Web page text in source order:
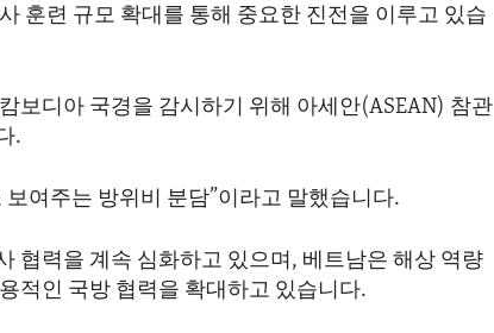
훈련 규모 확대를 통해 중요한 진전을 이루고 있습
보디아 국경을 감시하기 위해 아세안(ASEAN) 참관
.
여주는 방위비 분담”이라고 말했습니다.
협력을 계속 심화하고 있으며, 베트남은 해상 역량
적인 국방 협력을 확대하고 있습니다.